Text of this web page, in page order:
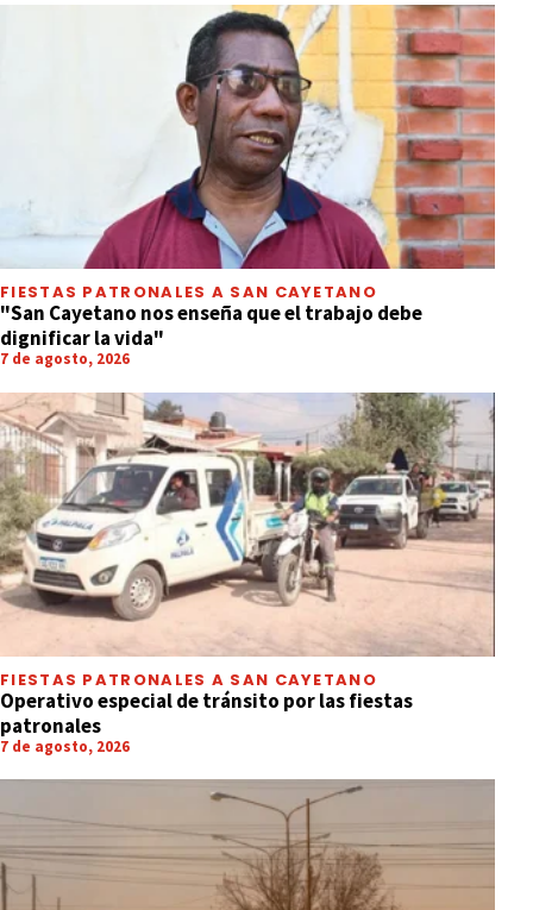
FIESTAS PATRONALES A SAN CAYETANO
"San Cayetano nos enseña que el trabajo debe
dignificar la vida"
7 de agosto, 2026
FIESTAS PATRONALES A SAN CAYETANO
Operativo especial de tránsito por las fiestas
patronales
7 de agosto, 2026